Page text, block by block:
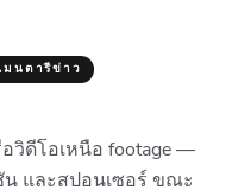
มนตารีข่าว
วิดีโอเหนือ footage —
น และสปอนเซอร์ ขณะ